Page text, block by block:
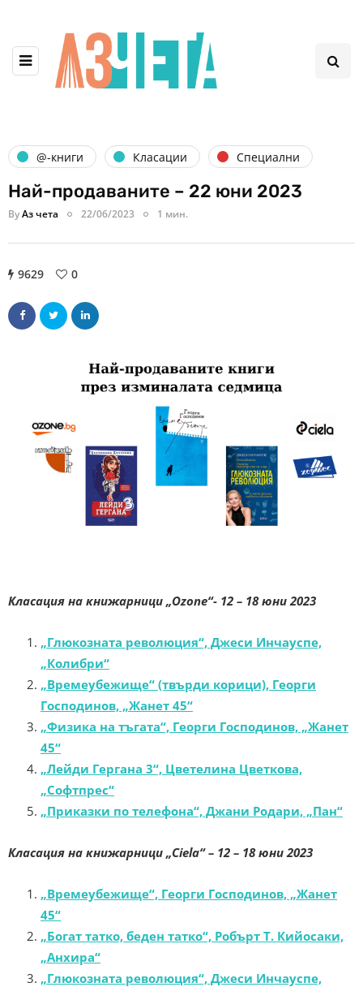
@-книги Класации Специални
Най-продаваните – 22 юни 2023
ByАз чета 22/06/2023 1 мин.
9629 0
Класация на книжарници „Ozone“- 12 – 18 юни 2023
„Глюкозната революция“, Джеси Инчауспе,
„Колибри“
„Времеубежище“ (твърди корици), Георги
Господинов, „Жанет 45“
„Физика на тъгата“, Георги Господинов, „Жанет
45“
„Лейди Гергана 3“, Цветелина Цветкова,
„Софтпрес“
„Приказки по телефона“, Джани Родари, „Пан“
Класация на книжарници „Ciela“ – 12 – 18 юни 2023
„Времеубежище“, Георги Господинов, „Жанет
45“
„Богат татко, беден татко“, Робърт Т. Кийосаки,
„Анхира“
„Глюкозната революция“, Джеси Инчауспе,